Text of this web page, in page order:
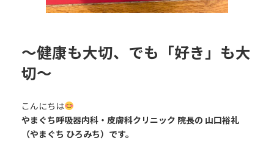
〜健康も大切、でも「好き」も大
切〜
こんにちは
やまぐち呼吸器内科・皮膚科クリニック 院長の 山口裕礼
（やまぐち ひろみち）です。